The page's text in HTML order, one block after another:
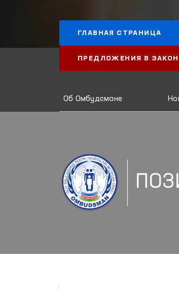
ГЛАВНАЯ СТРАНИЦА
ПРЕДЛОЖЕНИЯ В
Об Омбудсмане